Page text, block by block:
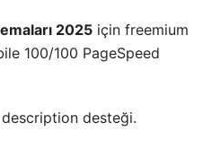
2025 için freemium
100/100 PageSpeed
desteği.